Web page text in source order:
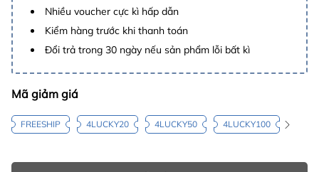
Nhiều voucher cực kì hấp dẫn
Kiểm hàng trước khi thanh toán
Đổi trả trong 30 ngày nếu sản phẩm lỗi bất kì
Mã giảm giá
FREESHIP 4LUCKY20 4LUCKY50 4LUCKY100